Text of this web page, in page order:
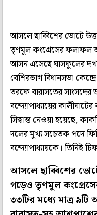
আসলে ছাব্বিশের ভোটে
তৃণমূল কংগ্রেসের ফলাফল
আসন এসেছে ঘাসফুলের
বেশিরভাগ বিধানসভা
তরফে বারাসতের সাংসদের
বন্দ্যোপাধ্যায়ের
সিদ্ধান্ত নেওয়া হয়েছে,
দলের মুখ্য সচেতক পদে
বন্দ্যোপাধ্যায়কে। তিনিই
আসলে ছাব্বিশের
গড়েও তৃণমূল
৩৩টির মধ্যে মাত্র